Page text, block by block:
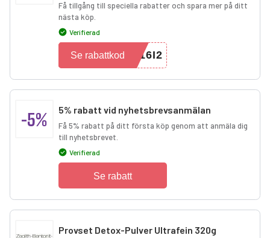
Få tillgång till speciella rabatter och spara mer på ditt
nästa köp.
Verifierad
16I2
Se rabattkod
-5% 5% rabatt vid nyhetsbrevsanmälan
Få 5% rabatt på ditt första köp genom att anmäla dig
till nyhetsbrevet.
Verifierad
Se rabatt
Provset Detox-Pulver Ultrafein 320g